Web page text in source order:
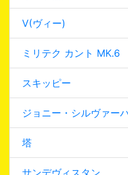
V(ヴィー)
ミリテク カント MK.6
スキッピー
ジョニー・シルヴァー
塔
サンデヴィスタン